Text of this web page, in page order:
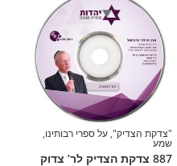
"צדקת הצדיק",על ספרי רבותינו,
שמע
887 צדקת הצדיק לר’ צדוק